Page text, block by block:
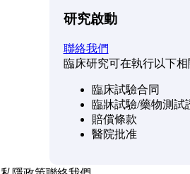
研究啟動
聯絡我們
臨床研究可在執行以下
臨床試驗合同
臨牀試驗/藥物測試
賠償條款
醫院批准